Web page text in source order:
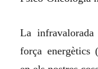
La
força energètics